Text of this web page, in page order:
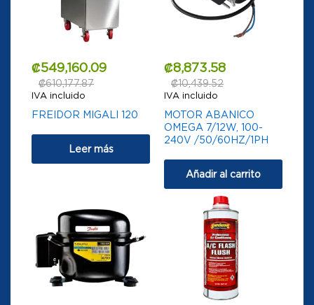
₡549,160.09
₡610,177.87
IVA incluido
FREIDOR MIGALI 120
Leer más
₡8,873.58
₡10,439.52
IVA incluido
MOTOR ABANICO
OMEGA 7/12W, 100-
240V /50/60HZ/1PH
Añadir al carrito